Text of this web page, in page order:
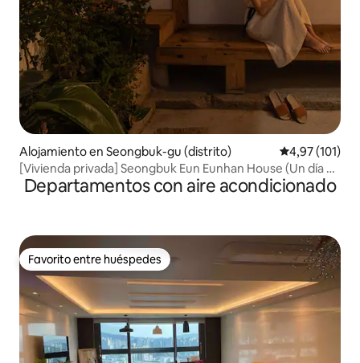
Alojamiento en Seongbuk-gu (distrito) Calificación
4,97 (101)
[Vivienda privada] Seongbuk Eun Eunhan House (Un día en
una acogedora casa tradicional)
Departamentos con aire acondicionado
Favorito entre huéspedes
Favorito entre huéspedes